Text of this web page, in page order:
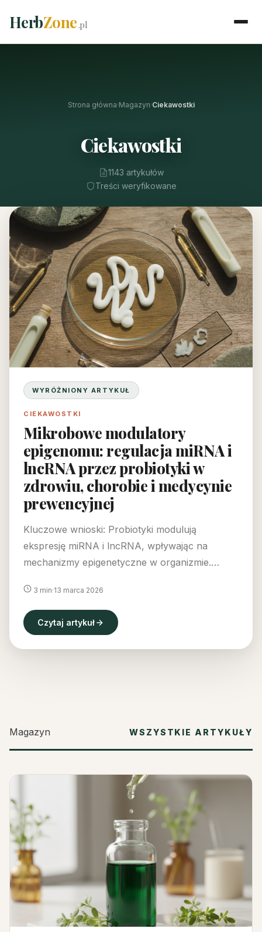
HerbZone.pl
Strona główna › Magazyn › Ciekawostki
Ciekawostki
1143 artykułów
Treści weryfikowane
WYRÓŻNIONY ARTYKUŁ
CIEKAWOSTKI
Mikrobowe modulatory
epigenomu: regulacja miRNA i
lncRNA przez probiotyki w
zdrowiu, chorobie i medycynie
prewencyjnej
Kluczowe wnioski: Probiotyki modulują
ekspresję miRNA i lncRNA, wpływając na
mechanizmy epigenetyczne w organizmie.
3 min·13 marca 2026
Czytaj artykuł
Magazyn WSZYSTKIE ARTYKUŁY